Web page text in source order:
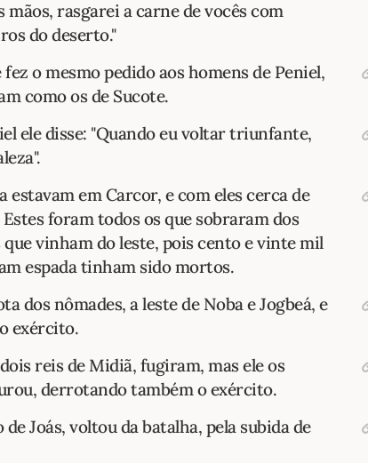
rasgarei a carne de vocês com
do deserto."
o mesmo pedido aos homens de Peniel,
como os de Sucote.
ele disse: "Quando eu voltar triunfante,
estavam em Carcor, e com eles cerca de
foram todos os que sobraram dos
vinham do leste, pois cento e vinte mil
espada tinham sido mortos.
dos nômades, a leste de Noba e Jogbeá, e
exército.
reis de Midiã, fugiram, mas ele os
derrotando também o exército.
Joás, voltou da batalha, pela subida de